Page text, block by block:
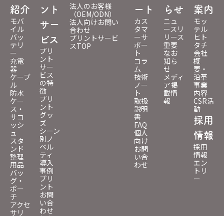
紹介
モバ
イル
バッ
テリ
ー
充電
器
ケーブ
ル
防水
ケー
ス・
サコ
ッシ
ュ
スタ
ンド
整理
用品
バッ
グ・
ポー
チ
アクセ
サリ
ント
サー
ビス
プリ
ント
サー
ビス
の特
徴
プリ
ント
グッ
ズ
シーン
別ノ
ベル
ティ
導入
事例
プリ
ント
お問
い合
わせ
法人のお客様
（OEM/ODN）
法人向けお問い
合わせ
プリントサービ
スTOP
ート
カス
タマ
ーサ
ポー
ト
コラ
ム
技術
ノー
ト
取扱
説明
書
FAQ
個人
向け
お問
い合
わせ
らせ
ニュ
ースリ
リース
重要
なお
知ら
せ
メディ
ア掲
載情
報
案内
モッ
テル
ヒト
タチ
会社
概
要・
沿革
事業
内容
CSR活
動
採用
情報
採用
情報
エン
トリ
ー